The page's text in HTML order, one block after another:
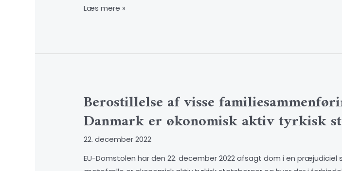
Læs mere »
Berostillelse af visse
Danmark er økonomisk aktiv tyrkisk
22. december 2022
EU-Domstolen har den 22. december 2022 afsagt dom i en